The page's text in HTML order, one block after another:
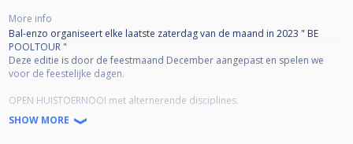
More info
Bal-enzo organiseert elke laatste zaterdag van de maand in 2023 " BE
POOLTOUR "
Deze editie is door de feestmaand December aangepast en spelen we
voor de feestelijke dagen.
OPEN HUISTOERNOOI met alternerende disciplines.
8-9-10 Ball
SHOW MORE